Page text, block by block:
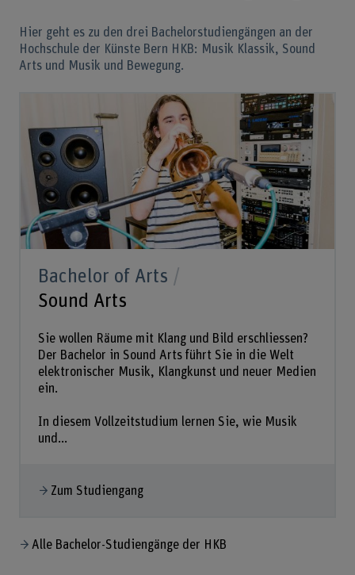
Hier geht es zu den drei Bachelorstudiengängen an der
Hochschule der Künste Bern HKB: Musik Klassik, Sound
Arts und Musik und Bewegung.
Bachelor of Arts
Sound Arts
Sie wollen Räume mit Klang und Bild erschliessen?
Der Bachelor in Sound Arts führt Sie in die Welt
elektronischer Musik, Klangkunst und neuer Medien
ein.
In diesem Vollzeitstudium lernen Sie, wie Musik
und...
Zum Studiengang
Alle Bachelor-Studiengänge der HKB